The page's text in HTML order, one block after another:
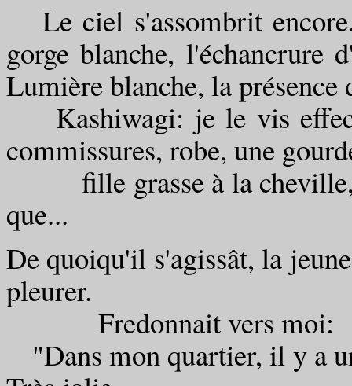
Le ciel s'assombrit
gorge blanche, l'échancrure
Lumière blanche, la
Kashiwagi: je le vis
commissures, robe, une
fille grasse à la cheville,
que...
De quoiqu'il s'agissât, la
pleurer.
Fredonnait vers moi:
"Dans mon quartier, il y a